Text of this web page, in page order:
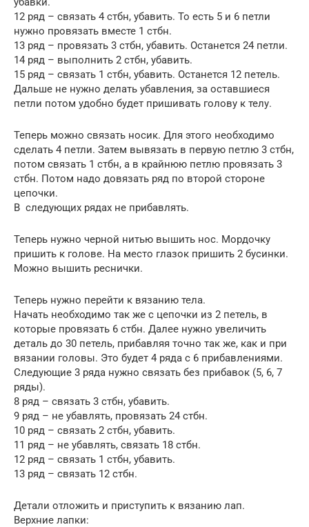
12 ряд – связать 4 стбн, убавить. То есть 5 и 6 петли
нужно провязать вместе 1 стбн.
13 ряд – провязать 3 стбн, убавить. Останется 24 петли.
14 ряд – выполнить 2 стбн, убавить.
15 ряд – связать 1 стбн, убавить. Останется 12 петель.
Дальше не нужно делать убавления, за оставшиеся
петли потом удобно будет пришивать голову к телу.
Теперь можно связать носик. Для этого необходимо
сделать 4 петли. Затем вывязать в первую петлю 3 стбн,
потом связать 1 стбн, а в крайнюю петлю провязать 3
стбн. Потом надо довязать ряд по второй стороне
цепочки.
В следующих рядах не прибавлять.
Теперь нужно черной нитью вышить нос. Мордочку
пришить к голове. На место глазок пришить 2 бусинки.
Можно вышить реснички.
Теперь нужно перейти к вязанию тела.
Начать необходимо так же с цепочки из 2 петель, в
которые провязать 6 стбн. Далее нужно увеличить
деталь до 30 петель, прибавляя точно так же, как и при
вязании головы. Это будет 4 ряда с 6 прибавлениями.
Следующие 3 ряда нужно связать без прибавок (5, 6, 7
ряды).
8 ряд – связать 3 стбн, убавить.
9 ряд – не убавлять, провязать 24 стбн.
10 ряд – связать 2 стбн, убавить.
11 ряд – не убавлять, связать 18 стбн.
12 ряд – связать 1 стбн, убавить.
13 ряд – связать 12 стбн.
Детали отложить и приступить к вязанию лап.
Верхние лапки: